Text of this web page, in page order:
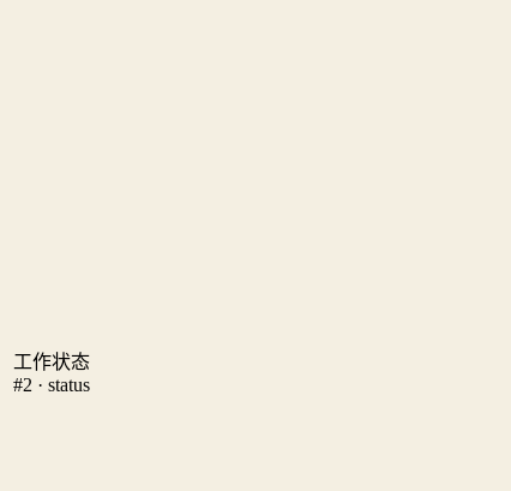
工作状态
#2 · status